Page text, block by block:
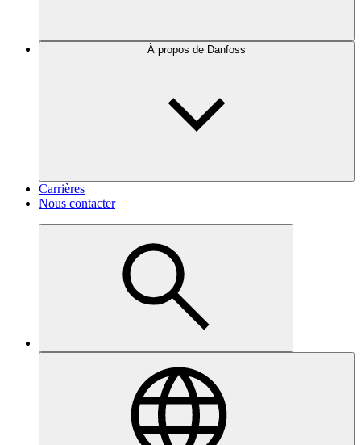
À propos de Danfoss
Carrières
Nous contacter